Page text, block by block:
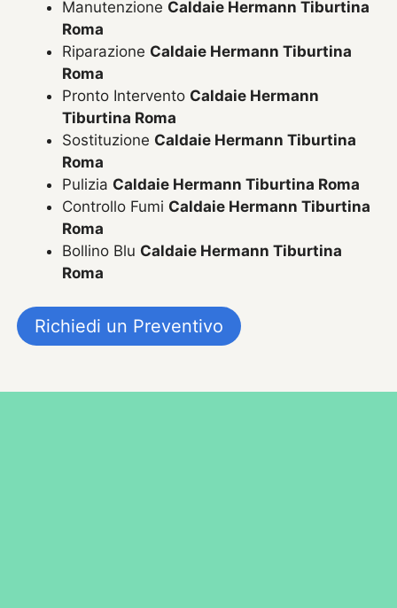
Manutenzione Caldaie Hermann Tiburtina
Roma
Riparazione Caldaie Hermann Tiburtina
Roma
Pronto Intervento Caldaie Hermann
Tiburtina Roma
Sostituzione Caldaie Hermann Tiburtina
Roma
Pulizia Caldaie Hermann Tiburtina Roma
Controllo Fumi Caldaie Hermann Tiburtina
Roma
Bollino Blu Caldaie Hermann Tiburtina
Roma
Richiedi un Preventivo